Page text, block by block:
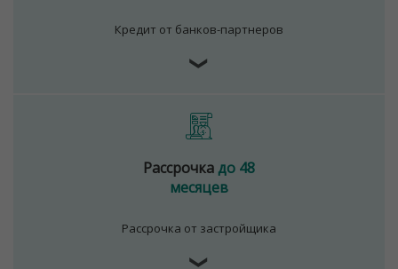
Кредит от банков-партнеров
❯
Рассрочкадо 48
месяцев
Рассрочка от застройщика
❯